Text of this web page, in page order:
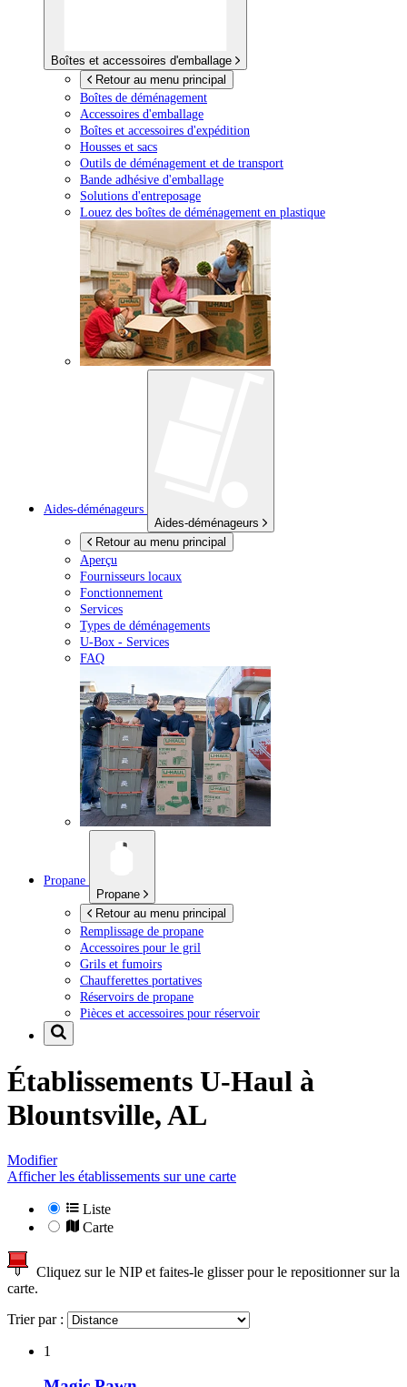
Boîtes et accessoires d'emballage
Retour au menu principal
Boîtes de déménagement
Accessoires d'emballage
Boîtes et accessoires d'expédition
Housses et sacs
Outils de déménagement et de transport
Bande adhésive d'emballage
Solutions d'entreposage
Louez des boîtes de déménagement en plastique
Aides-déménageurs
Aides-déménageurs
Retour au menu principal
Aperçu
Fournisseurs locaux
Fonctionnement
Services
Types de déménagements
U-Box - Services
FAQ
Propane
Propane
Retour au menu principal
Remplissage de propane
Accessoires pour le gril
Grils et fumoirs
Chaufferettes portatives
Réservoirs de propane
Pièces et accessoires pour réservoir
Établissements U-Haul à
Blountsville, AL
Modifier
Afficher les établissements sur une carte
Liste
Carte
Cliquez sur le NIP et faites-le glisser pour le repositionner sur la
carte.
Trier par :
1